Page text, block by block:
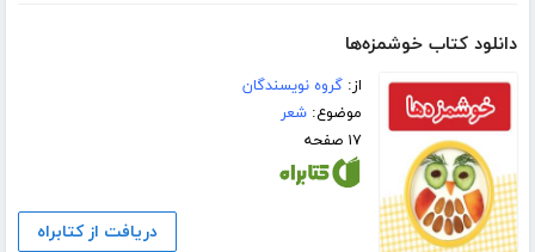
دانلود کتاب خوشمزه‌ها
از:گروه نویسندگان
موضوع:شعر
۱۷ صفحه
دریافت از کتابراه